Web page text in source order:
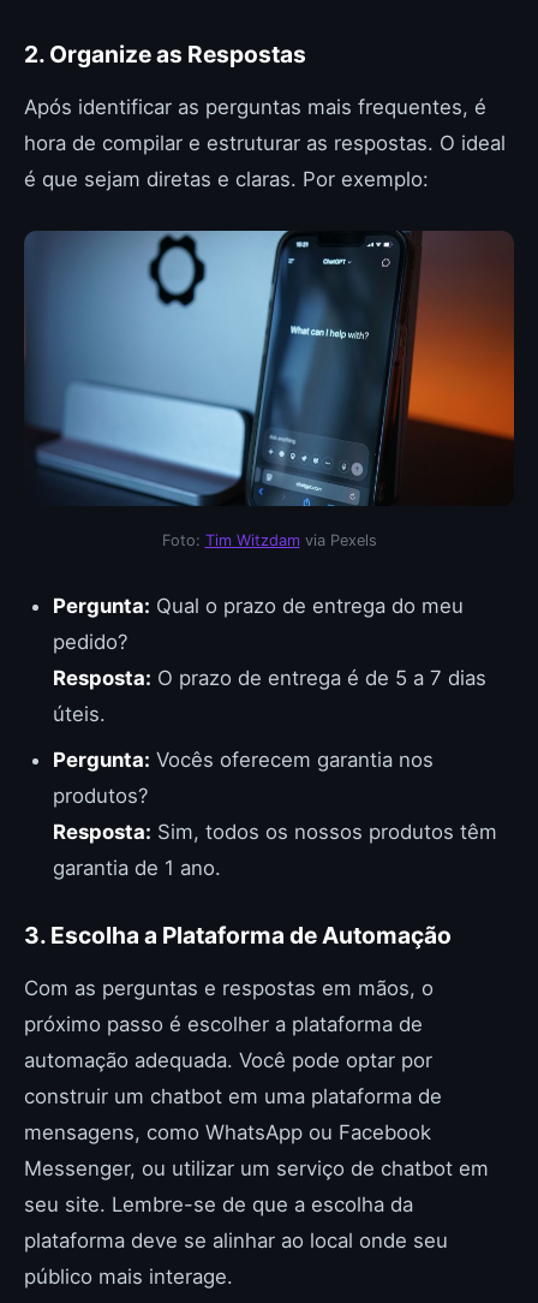
2. Organize as Respostas
Após identificar as perguntas mais frequentes, é
hora de compilar e estruturar as respostas. O ideal
é que sejam diretas e claras. Por exemplo:
Foto: Tim Witzdamvia Pexels
Pergunta: Qual o prazo de entrega do meu
pedido?
Resposta: O prazo de entrega é de 5 a 7 dias
úteis.
Pergunta: Vocês oferecem garantia nos
produtos?
Resposta: Sim, todos os nossos produtos têm
garantia de 1 ano.
3. Escolha a Plataforma de Automação
Com as perguntas e respostas em mãos, o
próximo passo é escolher a plataforma de
automação adequada. Você pode optar por
construir um chatbot em uma plataforma de
mensagens, como WhatsApp ou Facebook
Messenger, ou utilizar um serviço de chatbot em
seu site. Lembre-se de que a escolha da
plataforma deve se alinhar ao local onde seu
público mais interage.